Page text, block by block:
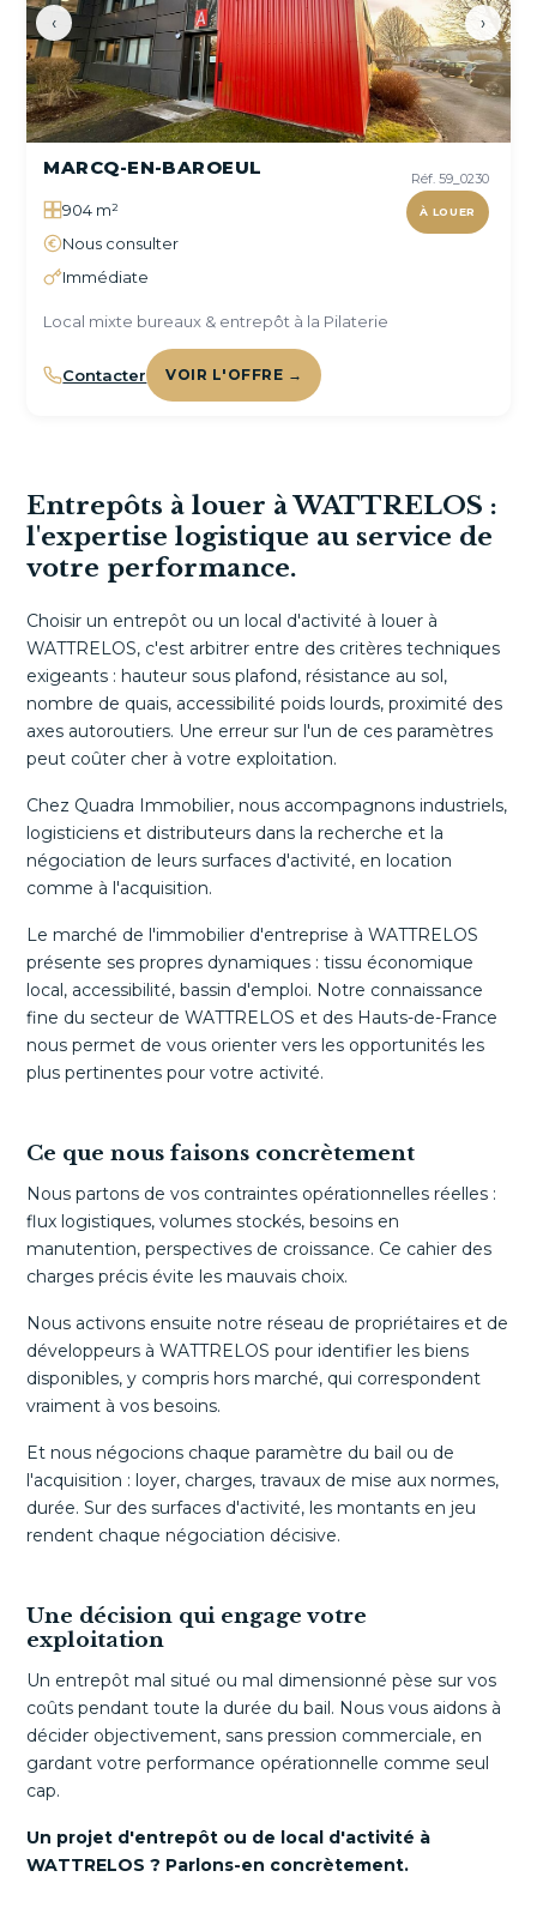
‹ ›
Réf. 59_0230
À LOUER
MARCQ-EN-BAROEUL
904 m²
Nous consulter
Immédiate
Local mixte bureaux & entrepôt à la Pilaterie
Contacter VOIR L'OFFRE →
Entrepôts à louer à WATTRELOS :
l'expertise logistique au service de
votre performance.
Choisir un entrepôt ou un local d'activité à louer à
WATTRELOS, c'est arbitrer entre des critères techniques
exigeants : hauteur sous plafond, résistance au sol,
nombre de quais, accessibilité poids lourds, proximité des
axes autoroutiers. Une erreur sur l'un de ces paramètres
peut coûter cher à votre exploitation.
Chez Quadra Immobilier, nous accompagnons industriels,
logisticiens et distributeurs dans la recherche et la
négociation de leurs surfaces d'activité, en location
comme à l'acquisition.
Le marché de l'immobilier d'entreprise à WATTRELOS
présente ses propres dynamiques : tissu économique
local, accessibilité, bassin d'emploi. Notre connaissance
fine du secteur de WATTRELOS et des Hauts-de-France
nous permet de vous orienter vers les opportunités les
plus pertinentes pour votre activité.
Ce que nous faisons concrètement
Nous partons de vos contraintes opérationnelles réelles :
flux logistiques, volumes stockés, besoins en
manutention, perspectives de croissance. Ce cahier des
charges précis évite les mauvais choix.
Nous activons ensuite notre réseau de propriétaires et de
développeurs à WATTRELOS pour identifier les biens
disponibles, y compris hors marché, qui correspondent
vraiment à vos besoins.
Et nous négocions chaque paramètre du bail ou de
l'acquisition : loyer, charges, travaux de mise aux normes,
durée. Sur des surfaces d'activité, les montants en jeu
rendent chaque négociation décisive.
Une décision qui engage votre
exploitation
Un entrepôt mal situé ou mal dimensionné pèse sur vos
coûts pendant toute la durée du bail. Nous vous aidons à
décider objectivement, sans pression commerciale, en
gardant votre performance opérationnelle comme seul
cap.
Un projet d'entrepôt ou de local d'activité à
WATTRELOS ? Parlons-en concrètement.